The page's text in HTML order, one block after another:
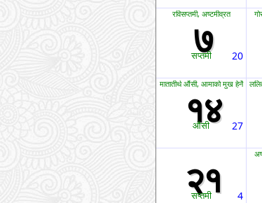
रविसप्तमी, अष्टमीव्रत
७
सप्तमी 20
मातातीर्थ औंसी, आमाको मुख हेर्ने
१४
औंसी 27
२१
सप्तमी 4